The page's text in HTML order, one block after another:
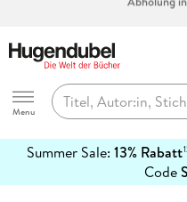
Bücher
Abholung
Hugendubel
Menu
Summer Sale: 13% Rabatt
Code
erfahren